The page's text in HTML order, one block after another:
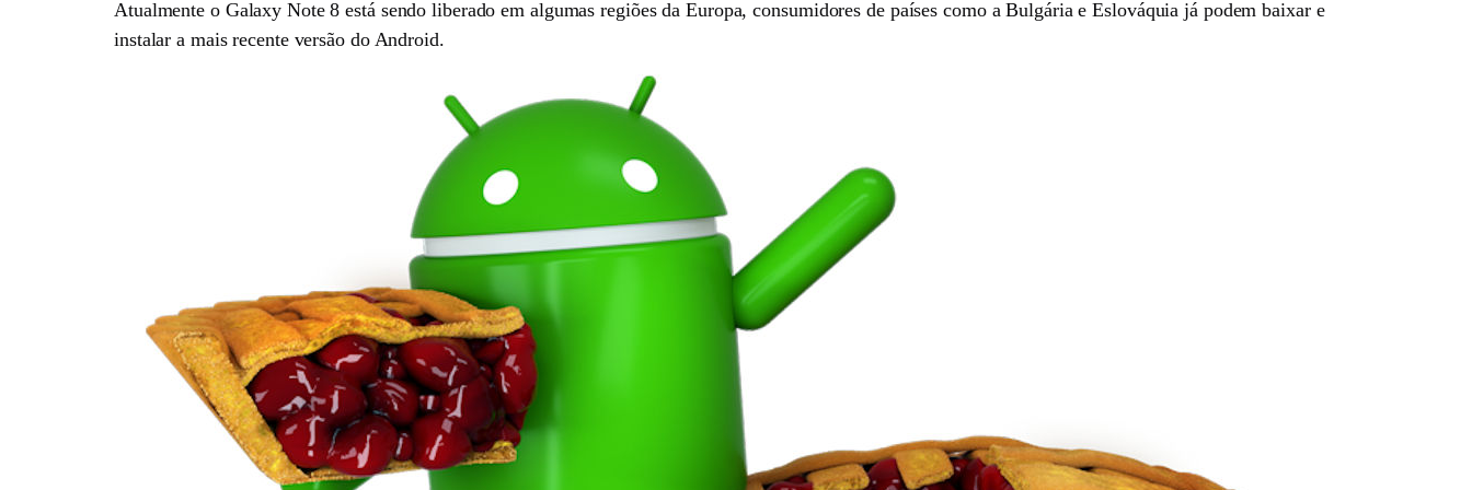
Atualmente o Galaxy Note 8 está sendo liberado em algumas regiões da Europa, consumidores de países como a Bulgária e Eslováquia já podem baixar e
instalar a mais recente versão do Android.